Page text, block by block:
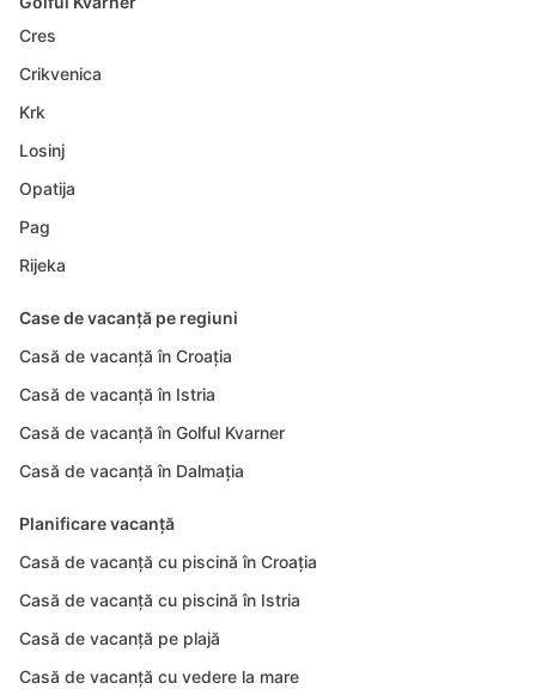
Cres
Crikvenica
Krk
Losinj
Opatija
Pag
Rijeka
Case de vacanță pe regiuni
Casă de vacanță în Croația
Casă de vacanță în Istria
Casă de vacanță în Golful Kvarner
Casă de vacanță în Dalmația
Planificare vacanță
Casă de vacanță cu piscină în Croația
Casă de vacanță cu piscină în Istria
Casă de vacanță pe plajă
Casă de vacanță cu vedere la mare